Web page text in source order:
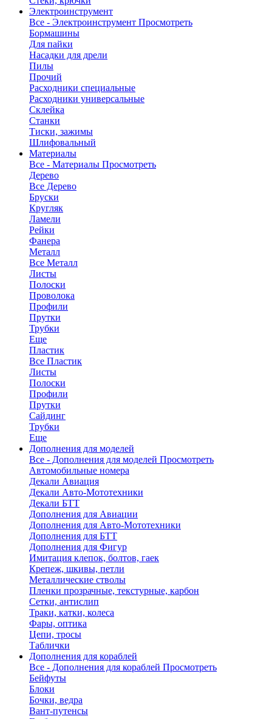
Электроинструмент
Все - Электроинструмент Просмотреть
Бормашины
Для пайки
Насадки для дрели
Пилы
Прочий
Расходники специальные
Расходники универсальные
Склейка
Станки
Тиски, зажимы
Шлифовальный
Материалы
Все - Материалы Просмотреть
Дерево
Все Дерево
Бруски
Кругляк
Ламели
Рейки
Фанера
Металл
Все Металл
Листы
Полоски
Проволока
Профили
Прутки
Трубки
Еще
Пластик
Все Пластик
Листы
Полоски
Профили
Прутки
Сайдинг
Трубки
Еще
Дополнения для моделей
Все - Дополнения для моделей Просмотреть
Автомобильные номера
Декали Авиация
Декали Авто-Мототехники
Декали БТТ
Дополнения для Авиации
Дополнения для Авто-Мототехники
Дополнения для БТТ
Дополнения для Фигур
Имитация клепок, болтов, гаек
Крепеж, шкивы, петли
Металлические стволы
Пленки прозрачные, текстурные, карбон
Сетки, антислип
Траки, катки, колеса
Фары, оптика
Цепи, тросы
Таблички
Дополнения для кораблей
Все - Дополнения для кораблей Просмотреть
Бейфуты
Блоки
Бочки, ведра
Вант-путенсы